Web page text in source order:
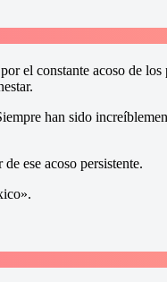
el constante acoso de
han sido
ese acoso persistente.